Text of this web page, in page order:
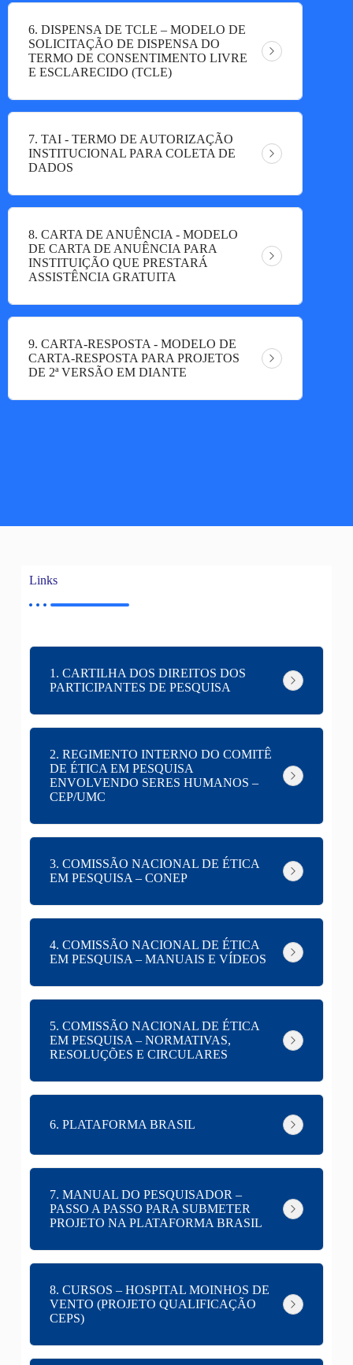
6. DISPENSA DE TCLE – MODELO DE
SOLICITAÇÃO DE DISPENSA DO
TERMO DE CONSENTIMENTO LIVRE
E ESCLARECIDO (TCLE)
7. TAI - TERMO DE AUTORIZAÇÃO
INSTITUCIONAL PARA COLETA DE
DADOS
8. CARTA DE ANUÊNCIA - MODELO
DE CARTA DE ANUÊNCIA PARA
INSTITUIÇÃO QUE PRESTARÁ
ASSISTÊNCIA GRATUITA
9. CARTA-RESPOSTA - MODELO DE
CARTA-RESPOSTA PARA PROJETOS
DE 2ª VERSÃO EM DIANTE
Links
1. CARTILHA DOS DIREITOS DOS
PARTICIPANTES DE PESQUISA
2. REGIMENTO INTERNO DO COMITÊ
DE ÉTICA EM PESQUISA
ENVOLVENDO SERES HUMANOS –
CEP/UMC
3. COMISSÃO NACIONAL DE ÉTICA
EM PESQUISA – CONEP
4. COMISSÃO NACIONAL DE ÉTICA
EM PESQUISA – MANUAIS E VÍDEOS
5. COMISSÃO NACIONAL DE ÉTICA
EM PESQUISA – NORMATIVAS,
RESOLUÇÕES E CIRCULARES
6. PLATAFORMA BRASIL
7. MANUAL DO PESQUISADOR –
PASSO A PASSO PARA SUBMETER
PROJETO NA PLATAFORMA BRASIL
8. CURSOS – HOSPITAL MOINHOS DE
VENTO (PROJETO QUALIFICAÇÃO
CEPS)